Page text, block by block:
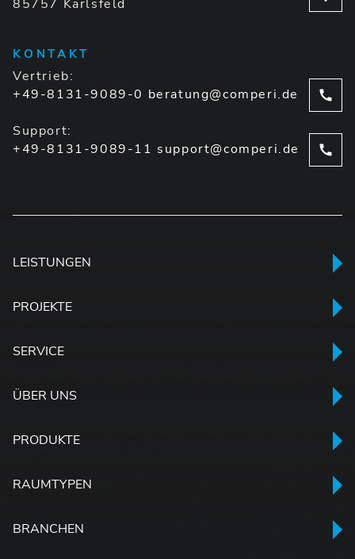
85757 Karlsfeld
KONTAKT
Vertrieb:
+49-8131-9089-0 beratung@comperi.de
Support:
+49-8131-9089-11 support@comperi.de
LEISTUNGEN
PROJEKTE
SERVICE
ÜBER UNS
PRODUKTE
RAUMTYPEN
BRANCHEN